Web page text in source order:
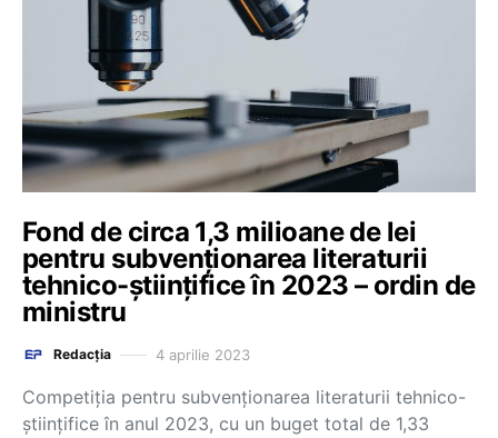
Fond de circa 1,3 milioane de lei
pentru subvenționarea literaturii
tehnico-științifice în 2023 – ordin de
ministru
Redacția 4 aprilie 2023
Competiția pentru subvenționarea literaturii tehnico-
științifice în anul 2023, cu un buget total de 1,33